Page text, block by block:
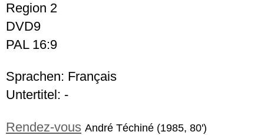
Region 2
DVD9
PAL 16:9
Sprachen: Français
Untertitel: -
Rendez-vous André Téchiné (1985, 80')